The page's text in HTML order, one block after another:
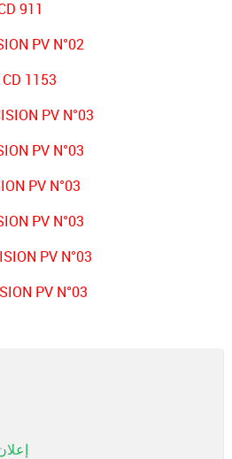
911
PV N°02
1153
PV N°03
PV N°03
PV N°03
PV N°03
PV N°03
PV N°03